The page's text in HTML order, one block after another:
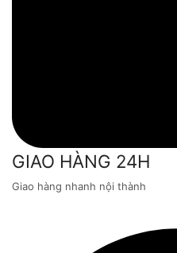
GIAO HÀNG 24H
Giao hàng nhanh nội thành